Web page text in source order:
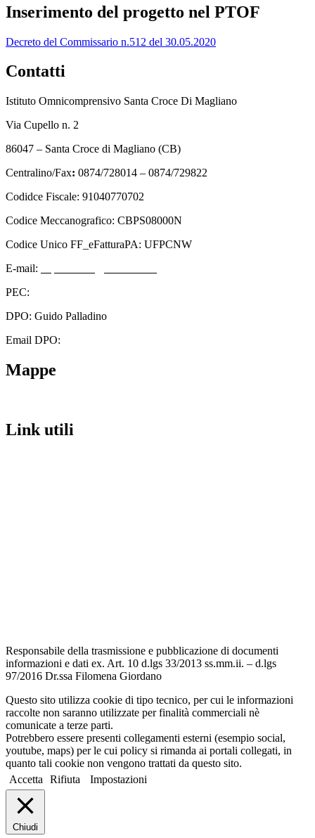
Inserimento del progetto nel PTOF
Decreto del Commissario n.512 del 30.05.2020
Contatti
Istituto Omnicomprensivo Santa Croce Di Magliano
Via Cupello n. 2
86047 – Santa Croce di Magliano (CB)
Centralino/Fax: 0874/728014 – 0874/729822
Codidce Fiscale: 91040770702
Codice Meccanografico: CBPS08000N
Codice Unico FF_eFatturaPA: UFPCNW
E-mail:
PEC:
DPO: Guido Palladino
Email DPO:
Mappe
Link utili
Responsabile della trasmissione e pubblicazione di documenti
informazioni e dati ex. Art. 10 d.lgs 33/2013 ss.mm.ii. – d.lgs
97/2016 Dr.ssa Filomena Giordano
Questo sito utilizza cookie di tipo tecnico, per cui le informazioni
raccolte non saranno utilizzate per finalità commerciali nè
comunicate a terze parti.
Potrebbero essere presenti collegamenti esterni (esempio social,
youtube, maps) per le cui policy si rimanda ai portali collegati, in
quanto tali cookie non vengono trattati da questo sito.
Accetta
Rifiuta Impostazioni
Chiudi